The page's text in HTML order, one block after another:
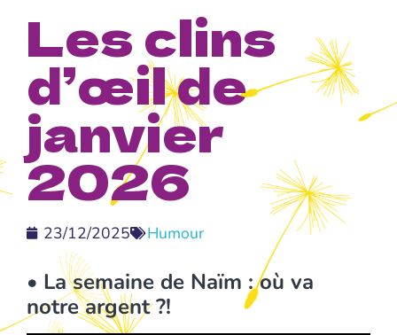
Les clins
d’œil de
janvier
2026
23/12/2025 Humour
• La semaine de Naïm : où va
notre argent ?!